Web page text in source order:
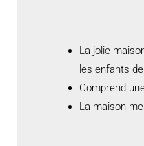
La jolie
les enfants
Comprend
La maison